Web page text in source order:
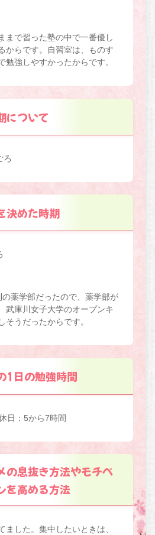
まで習った塾の中で一番優し
からです。自習室は、ものす
勉強しやすかったからです。
について
ろ
決めた時期
薬学部だったので、薬学部が
武庫川女子大学のオープンキ
そうだったからです。
1日の勉強時間
日：5から7時間
の息抜き方法やモチベ
を高める方法
ました。集中したいときは、